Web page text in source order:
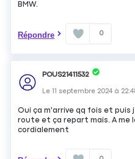
BMW.
Répondre 0
POUS21411532
Le11 septembre 2024 à
Oui ça m'arrive qq fois et
route et ça repart mais. A me
cordialement